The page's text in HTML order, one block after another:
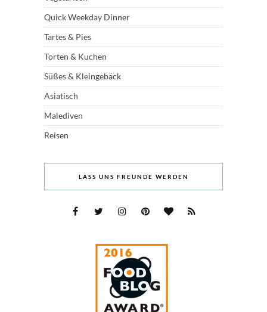
Quick Weekday Dinner
Tartes & Pies
Torten & Kuchen
Süßes & Kleingebäck
Asiatisch
Malediven
Reisen
LASS UNS FREUNDE WERDEN